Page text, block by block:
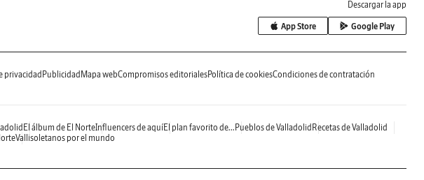
Descargar la app
App Store Google Play
privacidad Publicidad Mapa webCompromisos editorialesPolítica de cookiesCondiciones de contratación
El álbum de El NorteInfluencers de aquíEl plan favorito de... Pueblos de Valladolid Recetas de Valladolid
Vallisoletanos por el mundo